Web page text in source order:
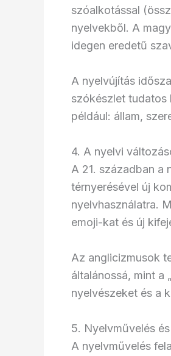
szóalkotással
nyelvekből. A
idegen eredetű
A nyelvújítás
szókészlet tudatos
például: állam,
4. A nyelvi
A 21. században a
térnyerésével új
nyelvhasználatra.
emoji-kat és új
Az anglicizmusok
általánossá, mint a
nyelvészeket és a
5. Nyelvművelés
A nyelvművelés